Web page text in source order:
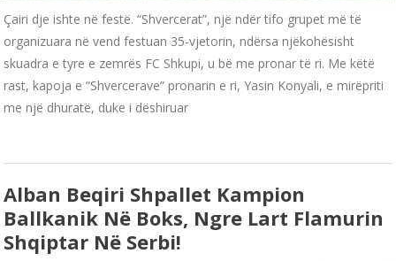
Çairi dje ishte në festë. “Shvercerat”, një ndër tifo grupet më të
organizuara në vend festuan 35-vjetorin, ndërsa njëkohësisht
skuadra e tyre e zemrës FC Shkupi, u bë me pronar të ri. Me këtë
rast, kapoja e “Shvercerave” pronarin e ri, Yasin Konyali, e mirëpriti
me një dhuratë, duke i dëshiruar
Alban Beqiri Shpallet Kampion
Ballkanik Në Boks, Ngre Lart Flamurin
Shqiptar Në Serbi!